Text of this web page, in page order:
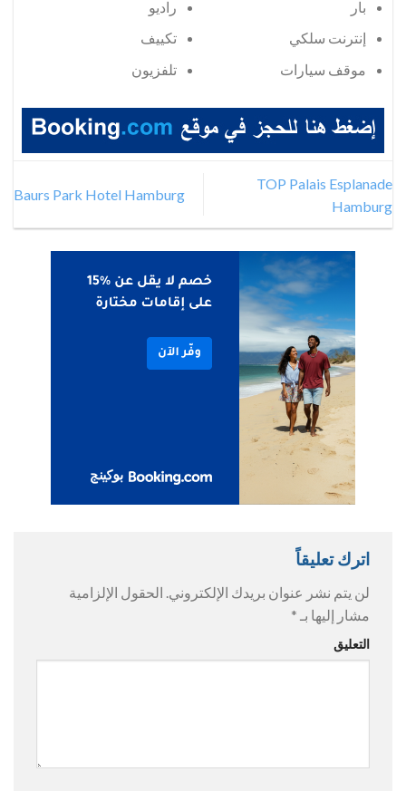
بار
إنترنت سلكي
موقف سيارات
راديو
تكييف
تلفزيون
TOP Palais Esplanade
Hamburg
Baurs Park Hotel Hamburg
اترك تعليقاً
لن يتم نشر عنوان بريدك الإلكتروني. الحقول الإلزامية
مشار إليها بـ *
التعليق